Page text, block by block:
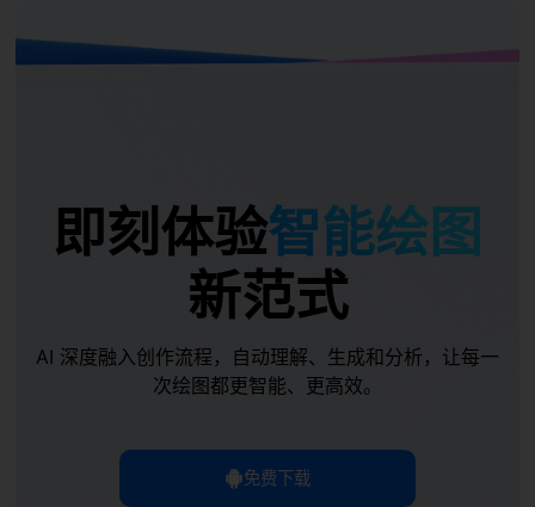
即刻体验智能绘图
新范式
AI 深度融入创作流程，自动理解、生成和分析，让每一
次绘图都更智能、更高效。
免费下载